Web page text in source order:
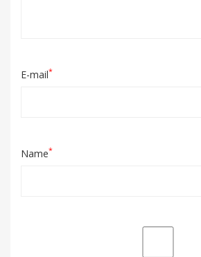
E-mail*
Name*